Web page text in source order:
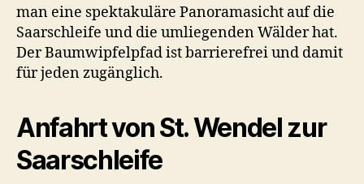
man eine spektakuläre Panoramasicht auf die
Saarschleife und die umliegenden Wälder hat.
Der Baumwipfelpfad ist barrierefrei und damit
für jeden zugänglich.
Anfahrt von St. Wendel zur
Saarschleife